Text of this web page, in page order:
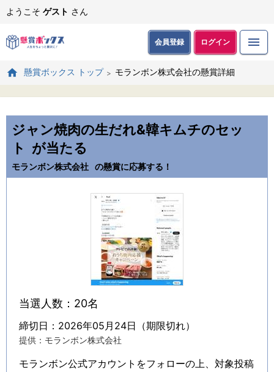
ようこそ ゲスト さん
会員登録 ログイン
懸賞ボックス トップ モランボン株式会社の懸賞詳細
ジャン焼肉の生だれ&韓キムチのセッ
ト
が当たる
モランボン株式会社 の懸賞に応募する！
当選人数：20名
締切日：2026年05月24日（期限切れ）
提供：モランボン株式会社
モランボン公式アカウントをフォローの上、対象投稿